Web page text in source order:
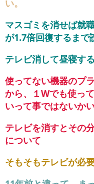
い。
マスゴミを消せば就
が1.7倍回復するまで
テレビ消して昼寝す
使ってない機器のプ
から、１Wでも使っ
いって事ではないか
テレビを消すとその
について
そもそもテレビが必